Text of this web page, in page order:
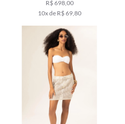
R$ 698,00
10x de R$ 69,80